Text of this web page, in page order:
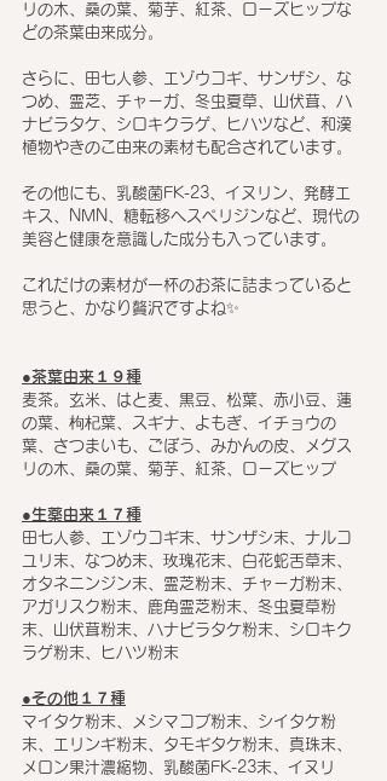
リの木、桑の葉、菊芋、紅茶、ローズヒップな
どの茶葉由来成分。
さらに、田七人参、エゾウコギ、サンザシ、な
つめ、霊芝、チャーガ、冬虫夏草、山伏茸、ハ
ナビラタケ、シロキクラゲ、ヒハツなど、和漢
植物やきのこ由来の素材も配合されています。
その他にも、乳酸菌FK-23、イヌリン、発酵エ
キス、NMN、糖転移ヘスペリジンなど、現代の
美容と健康を意識した成分も入っています。
これだけの素材が一杯のお茶に詰まっていると
思うと、かなり贅沢ですよね✨
●茶葉由来１９種
麦茶。玄米、はと麦、黒豆、松葉、赤小豆、蓮
の葉、枸杞葉、スギナ、よもぎ、イチョウの
葉、さつまいも、ごぼう、みかんの皮、メグス
リの木、桑の葉、菊芋、紅茶、ローズヒップ
●生薬由来１７種
田七人参、エゾウコギ末、サンザシ末、ナルコ
ユリ末、なつめ末、玫瑰花末、白花蛇舌草末、
オタネニンジン末、霊芝粉末、チャーガ粉末、
アガリスク粉末、鹿角霊芝粉末、冬虫夏草粉
末、山伏茸粉末、ハナビラタケ粉末、シロキク
ラゲ粉末、ヒハツ粉末
●その他１７種
マイタケ粉末、メシマコブ粉末、シイタケ粉
末、エリンギ粉末、タモギタケ粉末、真珠末、
メロン果汁濃縮物、乳酸菌FK-23末、イヌリ